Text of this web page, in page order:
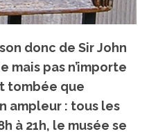
donc de Sir John
mais pas n’importe
tombée que
ampleur : tous les
à 21h, le musée se